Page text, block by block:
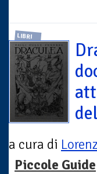
LIBRI
a cura di
Piccole Guide